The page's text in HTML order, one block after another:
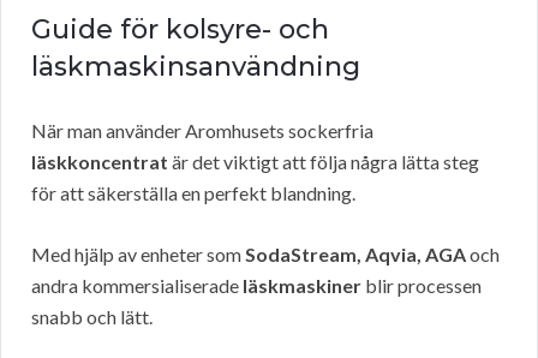
Guide för kolsyre- och
läskmaskinsanvändning
När man använder Aromhusets sockerfria
läskkoncentrat är det viktigt att följa några lätta steg
för att säkerställa en perfekt blandning.
Med hjälp av enheter somSodaStream, Aqvia, AGAoch
andra kommersialiserade läskmaskiner blir processen
snabb och lätt.